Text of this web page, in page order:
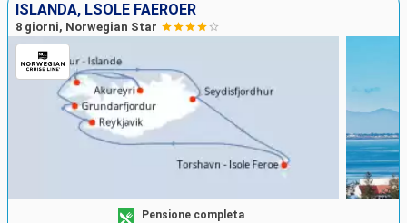
ISLANDA, LSOLE FAERÖER
8 giorni, Norwegian Star
Pensione completa